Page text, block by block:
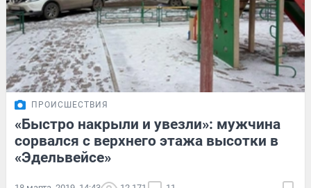
ПРОИСШЕСТВИЯ
«Быстро накрыли и увезли»: мужчина
сорвался с верхнего этажа высотки в
«Эдельвейсе»